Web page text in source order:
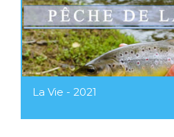
La Vie - 2021